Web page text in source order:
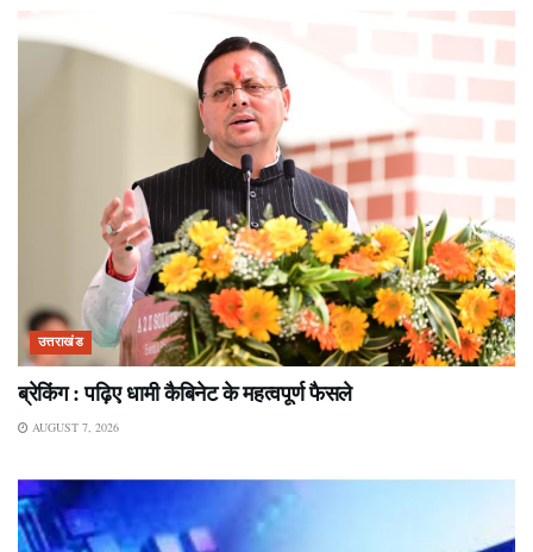
उत्तराखंड
ब्रेकिंग : पढ़िए धामी कैबिनेट के महत्वपूर्ण फैसले
AUGUST 7, 2026